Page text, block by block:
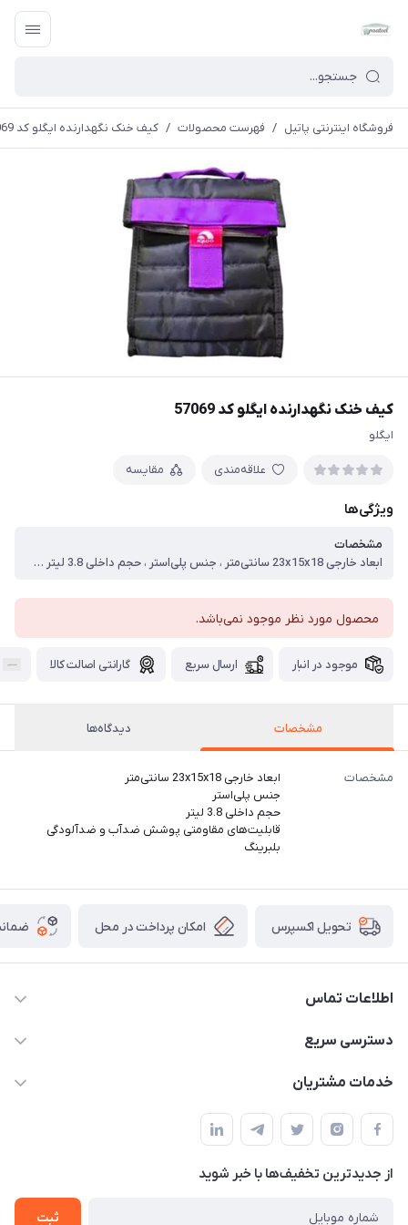
فروشگاه اینترنتی پاتیل / فهرست محصولات / کیف خنک نگهدارنده ایگلو کد 57069
کیف خنک نگهدارنده ایگلو کد 57069
ایگلو
علاقه‌مندی مقایسه
ویژگی‌ها
مشخصات
ابعاد خارجی 23x15x18 سانتی‌متر ، جنس پلی‌استر ، حجم داخلی 3.8 لیتر ، قابلیت‌های مقاومتی پوشش ضدآب و ضدآلودگی بلبرینگ
محصول مورد نظر موجود نمی‌باشد.
موجود در انبار ارسال سریع گارانتی اصالت کالا
مشخصات دیدگاه‌ها
مشخصات
ابعاد خارجی 23x15x18 سانتی‌متر
جنس پلی‌استر
حجم داخلی 3.8 لیتر
قابلیت‌های مقاومتی پوشش ضدآب و ضدآلودگی
بلبرینگ
تحویل اکسپرس امکان پرداخت در محل
اطلاعات تماس
09165044753
دسترسی سریع
حساب کاربری
لیست محصولات
درباره ما
خدمات مشتریان
قوانین و مقررات
حریم خصوصی
راهنما
از جدید‌ترین تخفیف‌ها با‌ خبر شوید
ثبت